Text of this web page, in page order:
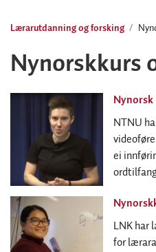
Lærarutdanning og forsking
Nynorskkurs
NTNU
ei
LNK har
for